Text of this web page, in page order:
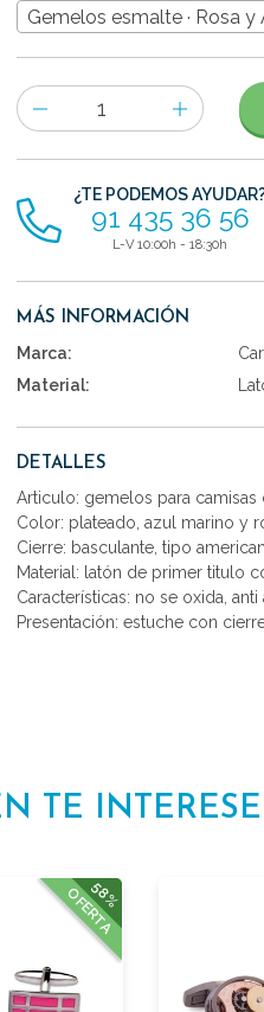
Gemelos esmalte · Rosa
Número
de
artículos
¿TE PODEMOS
91 435 36 56
L-V 10:00h - 18:30h
MÁS INFORMACIÓN
Marca:
Material:
DETALLES
Articulo: gemelos para
Color: plateado, azul marino y
Cierre: basculante, tipo
Material: latón de primer titulo
Características: no se oxida,
Presentación: estuche con
TE INTERESE
58%
OFERTA